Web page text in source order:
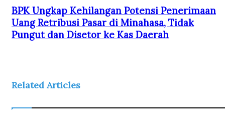
BPK Ungkap Kehilangan Potensi Penerimaan
Uang Retribusi Pasar di Minahasa, Tidak
Pungut dan Disetor ke Kas Daerah
Related Articles